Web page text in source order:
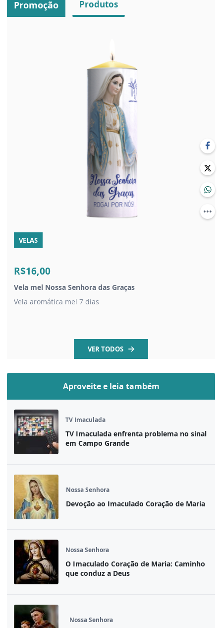
Promoção Produtos
VELAS
R$16,00
Vela mel Nossa Senhora das Graças
Vela aromática mel 7 dias
VER TODOS
Aproveite e leia também
TV Imaculada
TV Imaculada enfrenta problema no sinal
em Campo Grande
Nossa Senhora
Devoção ao Imaculado Coração de Maria
Nossa Senhora
O Imaculado Coração de Maria: Caminho
que conduz a Deus
Nossa Senhora